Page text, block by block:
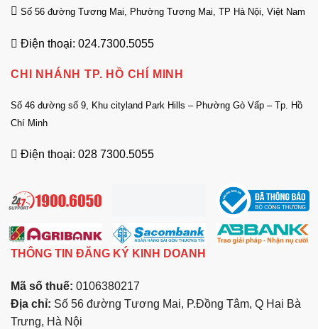
Số 56 đường Tương Mai, Phường Tương Mai, TP Hà Nội, Việt Nam
Điện thoại: 024.7300.5055
CHI NHÁNH TP. HỒ CHÍ MINH
Số 46 đường số 9, Khu cityland Park Hills – Phường Gò Vấp – Tp. Hồ
Chí Minh
Điện thoại: 028 7300.5055
THÔNG TIN ĐĂNG KÝ KINH DOANH
Mã số thuế: 0106380217
Địa chỉ: Số 56 đường Tương Mai, P.Đồng Tâm, Q Hai Bà
Trưng, Hà Nội